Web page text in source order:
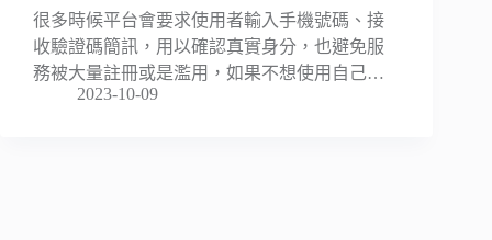
很多時候平台會要求使用者輸入手機號碼、接
收驗證碼簡訊，用以確認真實身分，也避免服
務被大量註冊或是濫用，如果不想使用自己…
2023-10-09